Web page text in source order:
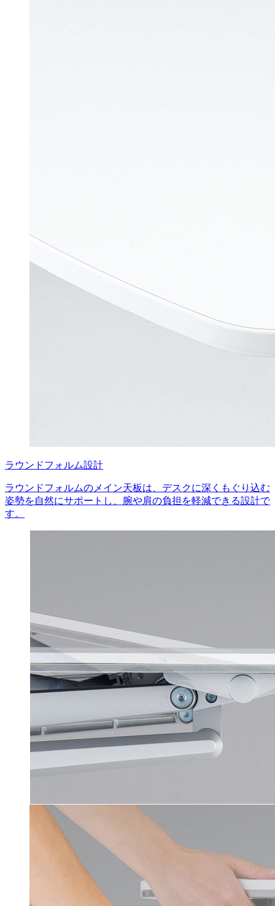
ラウンドフォルム設計
ラウンドフォルムのメイン天板は、デスクに深くもぐり込む
姿勢を自然にサポートし、腕や肩の負担を軽減できる設計で
す。